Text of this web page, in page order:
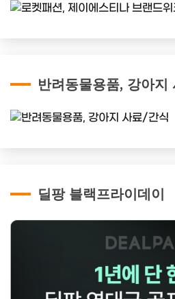
반려동물용품, 강아지
딜팡 블랙프라이데이